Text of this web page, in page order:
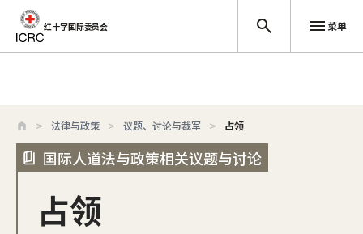
跳至主要内容
红十字国际委员会 菜单
法律与政策 议题、讨论与裁军 占领
国际人道法与政策相关议题与讨论
占领